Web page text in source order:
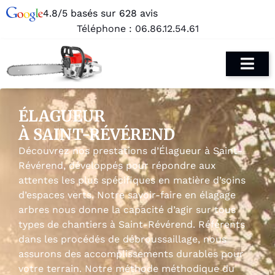
4.8/5 basés sur 628 avis
Téléphone : 06.86.12.54.61
ÉLAGUEUR
À SAINT-RÉVÉREND
Découvrez nos prestations d’Élagueur à Saint-
Révérend, développés pour répondre aux
attentes les plus spécifiques en matière d’soins
d’espaces verts. Notre savoir-faire en élagage
arbres nous donne la capacité d’agir sur tous
types de chantiers à Saint-Révérend. Référents
dans les procédés de débroussaillage, nous
assurons des accomplissements durables pour
votre terrain. Notre méthode méthodique du